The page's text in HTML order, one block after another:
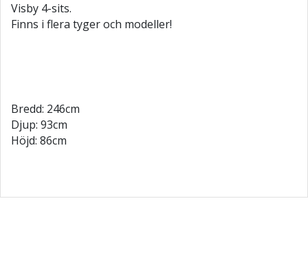
Visby 4-sits.
Finns i flera tyger och modeller!
Bredd: 246cm
Djup: 93cm
Höjd: 86cm